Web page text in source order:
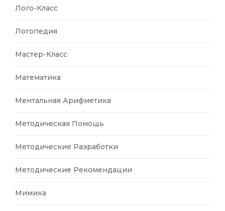
Лого-Класс
Логопедия
Мастер-Класс
Математика
Ментальная Арифметика
Методическая Помощь
Методические Разработки
Методические Рекомендации
Мимика